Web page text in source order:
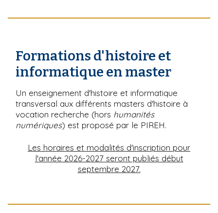
Formations d'histoire et
informatique en master
Un enseignement d'histoire et informatique
transversal aux différents masters d'histoire à
vocation recherche (hors humanités
numériques) est proposé par le PIREH.
Les horaires et modalités d'inscription pour
l'année 2026-2027 seront publiés début
septembre 2027.